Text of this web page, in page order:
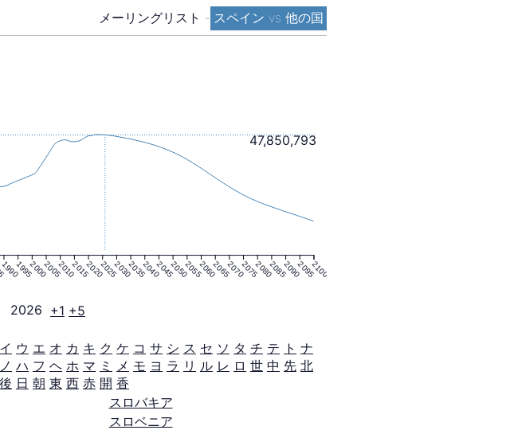
メーリングリスト - スペイン vs 他の国
19901995200020052010201520202025203020352040204520502055206020652070207520802085209020952100
47,850,793
2026 +1 +5
イ ウ エ オ カ キ ク ケ コ サ シ ス セ ソ タ チ テ ト ナ
ノ ハ フ ヘ ホ マ ミ メ モ ヨ ラ リ ル レ ロ 世 中 先 北
後 日 朝 東 西 赤 開 香
スロバキア
スロベニア